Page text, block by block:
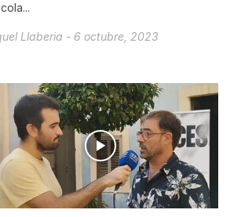
Llaberia - 6 octubre, 2023